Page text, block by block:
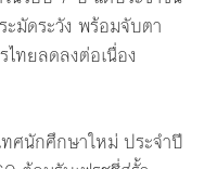
ะมัดระวัง พร้อมจับตา
ทยลดลงต่อเนื่อง
ศนักศึกษาใหม่ ประจำปี